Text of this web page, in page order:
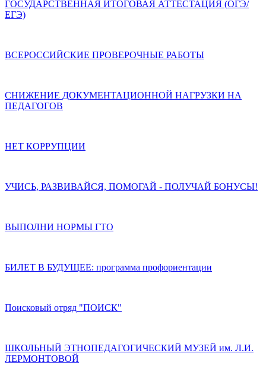
ГОСУДАРСТВЕННАЯ ИТОГОВАЯ АТТЕСТАЦИЯ (ОГЭ/
ЕГЭ)
ВСЕРОССИЙСКИЕ ПРОВЕРОЧНЫЕ РАБОТЫ
СНИЖЕНИЕ ДОКУМЕНТАЦИОННОЙ НАГРУЗКИ НА
ПЕДАГОГОВ
НЕТ КОРРУПЦИИ
УЧИСЬ, РАЗВИВАЙСЯ, ПОМОГАЙ - ПОЛУЧАЙ БОНУСЫ!
ВЫПОЛНИ НОРМЫ ГТО
БИЛЕТ В БУДУЩЕЕ: программа профориентации
Поисковый отряд "ПОИСК"
ШКОЛЬНЫЙ ЭТНОПЕДАГОГИЧЕСКИЙ МУЗЕЙ им. Л.И.
ЛЕРМОНТОВОЙ